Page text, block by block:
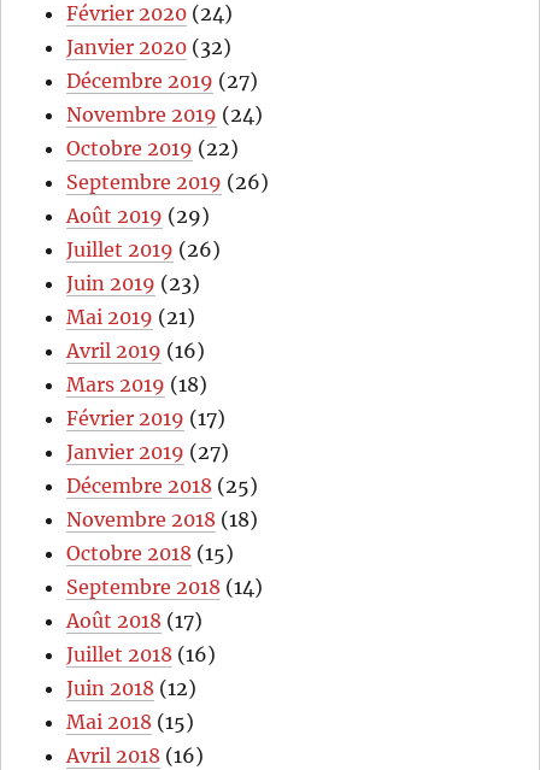
Février 2020 (24)
Janvier 2020 (32)
Décembre 2019 (27)
Novembre 2019 (24)
Octobre 2019 (22)
Septembre 2019 (26)
Août 2019 (29)
Juillet 2019 (26)
Juin 2019 (23)
Mai 2019 (21)
Avril 2019 (16)
Mars 2019 (18)
Février 2019 (17)
Janvier 2019 (27)
Décembre 2018 (25)
Novembre 2018 (18)
Octobre 2018 (15)
Septembre 2018 (14)
Août 2018 (17)
Juillet 2018 (16)
Juin 2018 (12)
Mai 2018 (15)
Avril 2018 (16)